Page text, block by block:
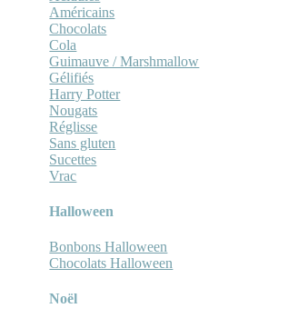
Américains
Chocolats
Cola
Guimauve / Marshmallow
Gélifiés
Harry Potter
Nougats
Réglisse
Sans gluten
Sucettes
Vrac
Halloween
Bonbons Halloween
Chocolats Halloween
Noël